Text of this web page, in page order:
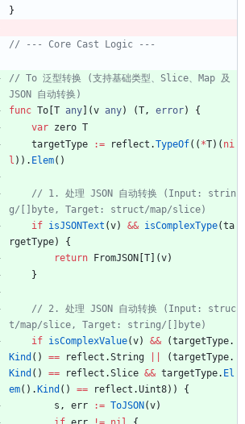
}
// --- Core Cast Logic ---
// To 泛型转换 (支持基础类型、Slice、Map 及
JSON 自动转换)
func To T any (v any) (T, error)
{
var zero T
targetType
:= reflect .TypeOf( ( *T) ( ni
l ) ) . Elem( )
// 1. 处理 JSON 自动转换 (Input: strin
g/[]byte, Target: struct/map/slice)
if isJSONText (v) && isComplexType(ta
rgetType)
{
return
FromJSON T (v)
}
// 2. 处理 JSON 自动转换 (Input: struc
t/map/slice, Target: string/[]byte)
if isComplexValue(v) && (targetType.
Kind ( ) == reflect .String (targetType.
Kind ( ) == reflect .Slice && targetType. El
em( ) . Kind ( ) == reflect .Uint8) )
{
s , err := ToJSON (v)